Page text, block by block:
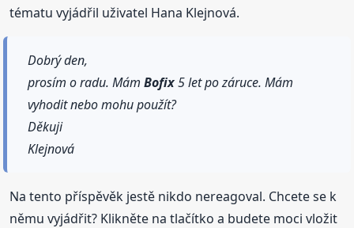
tématu vyjádřil uživatel Hana Klejnová.
Dobrý den,
prosím o radu. MámBofix5 let po záruce. Mám
vyhodit nebo mohu použít?
Děkuji
Klejnová
Na tento příspěvěk jestě nikdo nereagoval. Chcete se k
němu vyjádřit? Klikněte na tlačítko a budete moci vložit